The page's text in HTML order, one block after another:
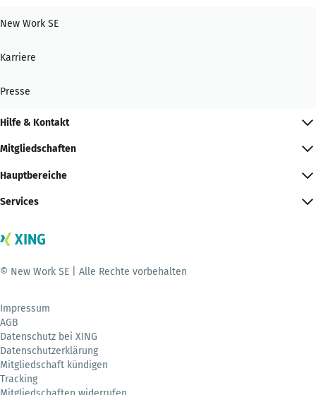
New Work SE
Karriere
Presse
Hilfe & Kontakt
Mitgliedschaften
Hauptbereiche
Services
© New Work SE | Alle Rechte vorbehalten
Impressum
AGB
Datenschutz bei XING
Datenschutzerklärung
Mitgliedschaft kündigen
Tracking